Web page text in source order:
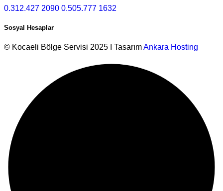
0.312.427 2090 0.505.777 1632
Sosyal Hesaplar
© Kocaeli Bölge Servisi 2025 I TasarımAnkara Hosting